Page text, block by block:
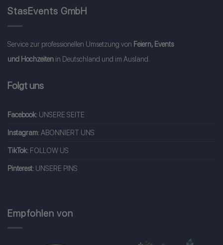
StasEvents GmbH
Service zur professionellen Umsetzung von Feiern, Events
und Hochzeiten in Deutschland und im Ausland.
Folgt uns
Facebook: UNSERE SEITE
Instagram:ABONNIERT UNS
TikTok: FOLLOW US
Pinterest: UNSERE PINS
Empfohlen von